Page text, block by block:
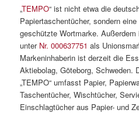
„TEMPO“ ist nicht etwa die
Papiertaschentücher, sondern
geschützte Wortmarke.
unter Nr. 000637751 als
Markeninhaberin ist derzeit die
Aktiebolag, Göteborg, Schweden.
„TEMPO“ umfasst Papier,
Taschentücher, Wischtücher,
Einschlagtücher aus Papier- und